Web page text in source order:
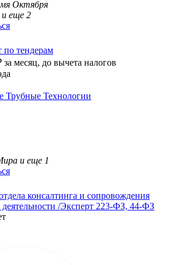
Октября
и еще 2
по тендерам
за месяц, до вычета налогов
Трубные Технологии
и еще 1
консалтинга и сопровождения
деятельности /Эксперт 223-ФЗ, 44-ФЗ